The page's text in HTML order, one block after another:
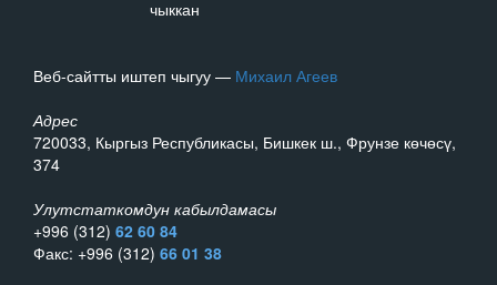
чыккан
Веб-сайтты иштеп чыгуу — Михаил Агеев
Адрес
720033, Кыргыз Республикасы, Бишкек ш., Фрунзе көчөсү,
374
Улутстаткомдун кабылдамасы
+996 (312) 62 60 84
Факс: +996 (312) 66 01 38